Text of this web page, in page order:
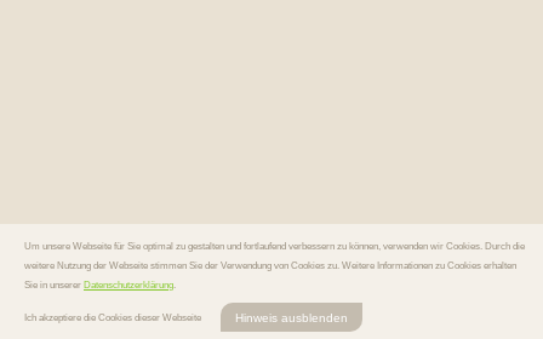
Um unsere Webseite für Sie optimal zu gestalten und fortlaufend verbessern zu können, verwenden wir Cookies. Durch die
weitere Nutzung der Webseite stimmen Sie der Verwendung von Cookies zu. Weitere Informationen zu Cookies erhalten
Sie in unserer Datenschutzerklärung.
Ich akzeptiere die Cookies dieser Webseite Hinweis ausblenden